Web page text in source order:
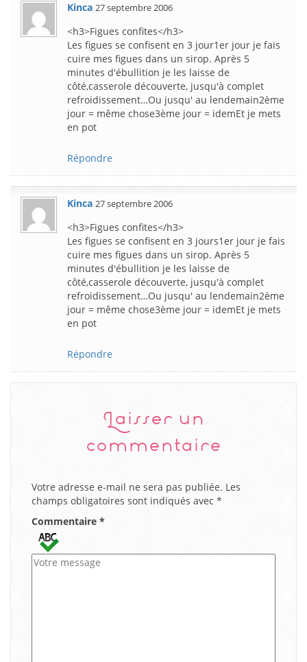
Kinca 27 septembre 2006
<h3>Figues confites</h3>
Les figues se confisent en 3 jour1er jour je fais
cuire mes figues dans un sirop. Après 5
minutes d'ébullition je les laisse de
côté,casserole découverte, jusqu'à complet
refroidissement…Ou jusqu' au lendemain2ème
jour = même chose3ème jour = idemEt je mets
en pot
Répondre
Kinca 27 septembre 2006
<h3>Figues confites</h3>
Les figues se confisent en 3 jours1er jour je fais
cuire mes figues dans un sirop. Après 5
minutes d'ébullition je les laisse de
côté,casserole découverte, jusqu'à complet
refroidissement…Ou jusqu' au lendemain2ème
jour = même chose3ème jour = idemEt je mets
en pot
Répondre
Laisser un
commentaire
Votre adresse e-mail ne sera pas publiée. Les
champs obligatoires sont indiqués avec *
Commentaire *